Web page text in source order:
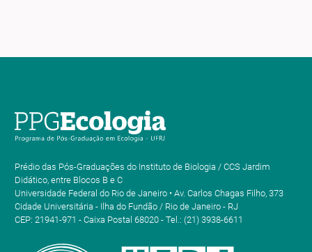
Prédio das Pós-Graduações do Instituto de Biologia / CCS Jardim
Didático, entre Blocos B e C
Universidade Federal do Rio de Janeiro • Av. Carlos Chagas Filho, 373
Cidade Universitária - Ilha do Fundão / Rio de Janeiro - RJ
CEP: 21941-971 - Caixa Postal 68020 - Tel.: (21) 3938-6611